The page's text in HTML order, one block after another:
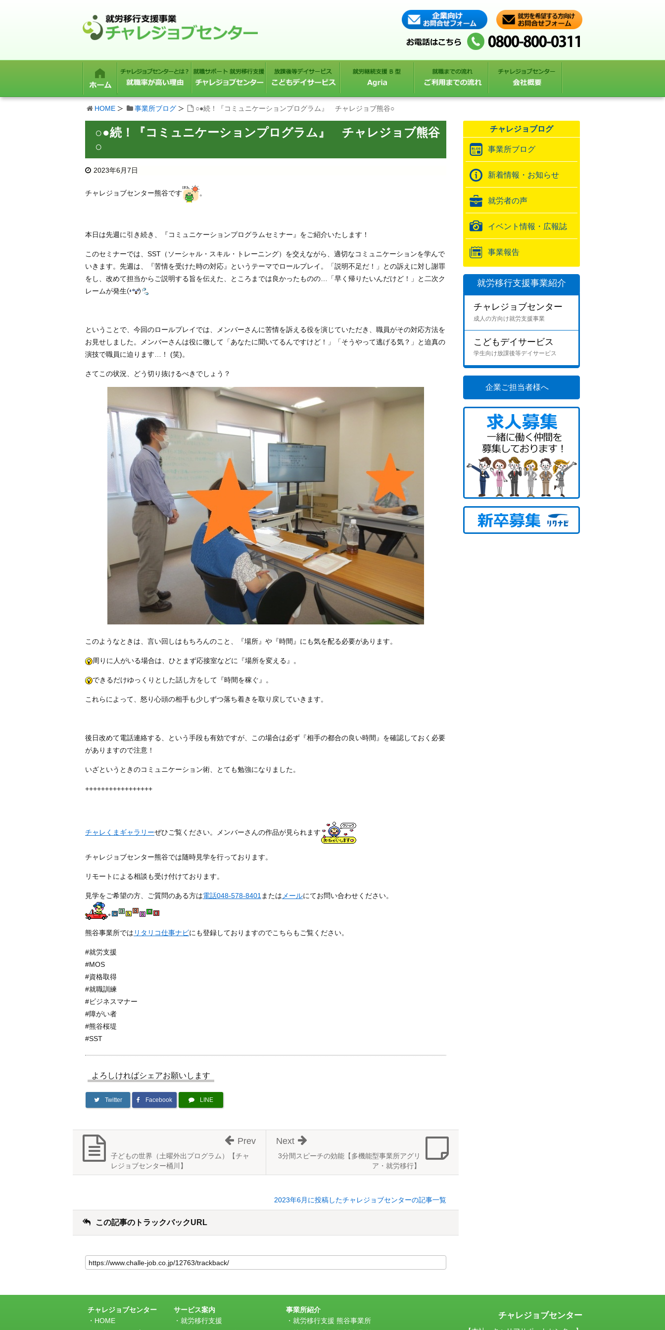
HOME 事業所ブログ ○●続！『コミュニケーションプログラム』 チャレジョブ熊谷○
○●続！『コミュニケーションプログラム』 チャレジョブ熊谷
○
2023年6月7日
チャレジョブセンター熊谷です 。
本日は先週に引き続き、『コミュニケーションプログラムセミナー』をご紹介いたします！
このセミナーでは、SST（ソーシャル・スキル・トレーニング）を交えながら、適切なコミュニケーションを学んで
いきます。先週は、『苦情を受けた時の対応』というテーマでロールプレイ。「説明不足だ！」との訴えに対し謝罪
をし、改めて担当からご説明する旨を伝えた、ところまでは良かったものの…「早く帰りたいんだけど！」と二次ク
レームが発生
ということで、今回のロールプレイでは、メンバーさんに苦情を訴える役を演じていただき、職員がその対応方法を
お見せしました。メンバーさんは役に徹して「あなたに聞いてるんですけど！」「そうやって逃げる気？」と迫真の
演技で職員に迫ります…！ (笑)。
さてこの状況、どう切り抜けるべきでしょう？
このようなときは、言い回しはもちろんのこと、『場所』や『時間』にも気を配る必要があります。
周りに人がいる場合は、ひとまず応接室などに『場所を変える』。
できるだけゆっくりとした話し方をして『時間を稼ぐ』。
これらによって、怒り心頭の相手も少しずつ落ち着きを取り戻していきます。
後日改めて電話連絡する、という手段も有効ですが、この場合は必ず『相手の都合の良い時間』を確認しておく必要
がありますので注意！
いざというときのコミュニケーション術、とても勉強になりました。
+++++++++++++++++
チャレくまギャラリーぜひご覧ください。メンバーさんの作品が見られます
チャレジョブセンター熊谷では随時見学を行っております。
リモートによる相談も受け付けております。
見学をご希望の方、ご質問のある方は電話048-578-8401 または メールにてお問い合わせください。
熊谷事業所では リタリコ仕事ナビにも登録しておりますのでこちらもご覧ください。
#就労支援
#MOS
#資格取得
#就職訓練
#ビジネスマナー
#障がい者
#熊谷桜堤
#SST
よろしければシェアお願いします
Twitter Facebook LINE
3分間スピーチの効能【多機能型事業所アグリ
ア・就労移行】
Next
子どもの世界（土曜外出プログラム）【チャ
レジョブセンター桶川】
Prev
2023年6月に投稿したチャレジョブセンターの記事一覧
この記事のトラックバックURL
の
記
ラ
ッ
チャレジョブログ
事業所ブログ
新着情報・お知らせ
就労者の声
イベント情報・広報誌
事業報告
就労移行支援事業紹介
チャレジョブセンター
成人の方向け就労支援事業
こどもデイサービス
学生向け放課後等デイサービス
企業ご担当者様へ
チャレジョブセンター
HOME
サービス案内
就労移行支援
事業所紹介
就労移行支援 熊谷事業所
チャレジョブセンター